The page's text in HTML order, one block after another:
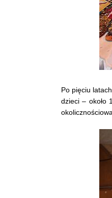
Po pięciu
dzieci – około